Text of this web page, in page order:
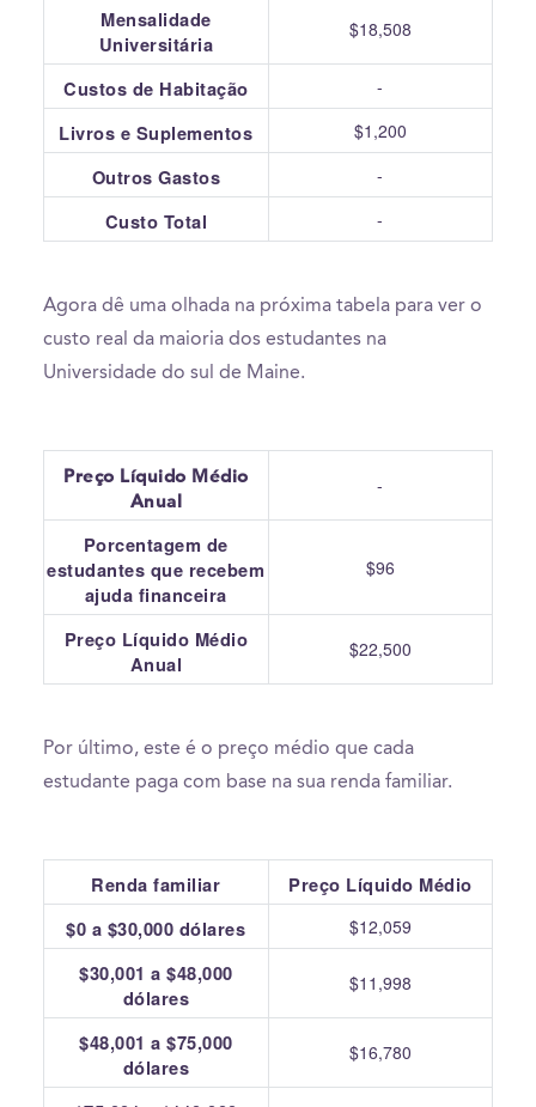
Mensalidade
Universitária
$18,508
Custos de Habitação -
Livros e Suplementos $1,200
Outros Gastos -
Custo Total -
Agora dê uma olhada na próxima tabela para ver o
custo real da maioria dos estudantes na
Universidade do sul de Maine.
Preço Líquido Médio
Anual
-
Porcentagem de
estudantes que recebem
ajuda financeira
$96
Preço Líquido Médio
Anual
$22,500
Por último, este é o preço médio que cada
estudante paga com base na sua renda familiar.
Renda familiar
Preço Líquido Médio
$0 a $30,000 dólares
$12,059
$30,001 a $48,000
dólares
$11,998
$48,001 a $75,000
dólares
$16,780